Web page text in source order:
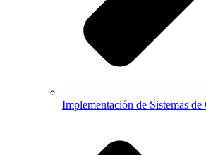
Implementación de Sistemas